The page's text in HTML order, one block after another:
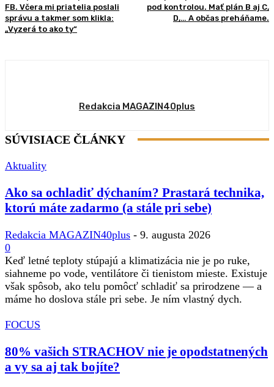
FB. Včera mi priatelia poslali
správu a takmer som klikla:
„Vyzerá to ako ty“
pod kontrolou. Mať plán B aj C,
D,… A občas preháňame.
Redakcia MAGAZIN40plus
SÚVISIACE ČLÁNKY
Aktuality
Ako sa ochladiť dýchaním? Prastará technika,
ktorú máte zadarmo (a stále pri sebe)
Redakcia MAGAZIN40plus - 9. augusta 2026
0
Keď letné teploty stúpajú a klimatizácia nie je po ruke,
siahneme po vode, ventilátore či tienistom mieste. Existuje
však spôsob, ako telu pomôcť schladiť sa prirodzene — a
máme ho doslova stále pri sebe. Je ním vlastný dych.
FOCUS
80% vašich STRACHOV nie je opodstatnených
a vy sa aj tak bojíte?